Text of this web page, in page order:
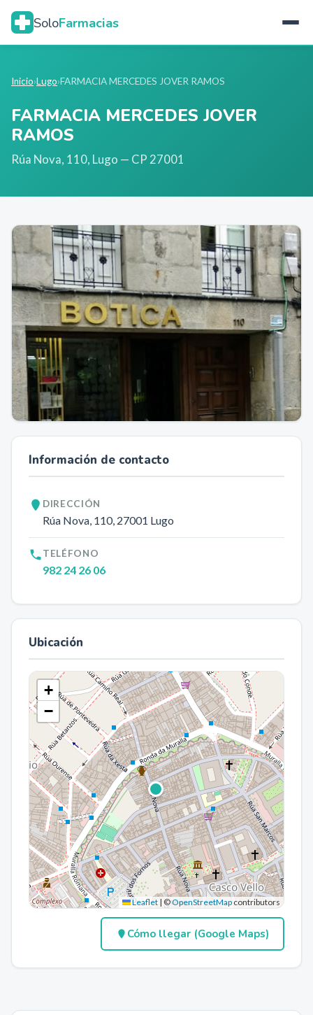
SoloFarmacias
Inicio›Lugo›FARMACIA MERCEDES JOVER RAMOS
FARMACIA MERCEDES JOVER
RAMOS
Rúa Nova, 110, Lugo — CP 27001
Información de contacto
DIRECCIÓN
Rúa Nova, 110, 27001 Lugo
TELÉFONO
982 24 26 06
Ubicación
+
−
Leaflet | ©OpenStreetMap contributors
Cómo llegar (Google Maps)